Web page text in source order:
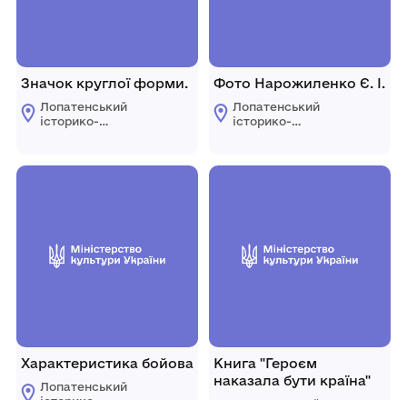
Значок круглої форми.
Лопатенський
історико-
Характеристика бойова
Лопатенський
Фото Нарожиленко Є. І.
Лопатенський
історико-
Книга "Героєм
наказала бути країна"